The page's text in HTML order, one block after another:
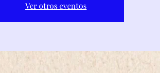
Ver otros eventos